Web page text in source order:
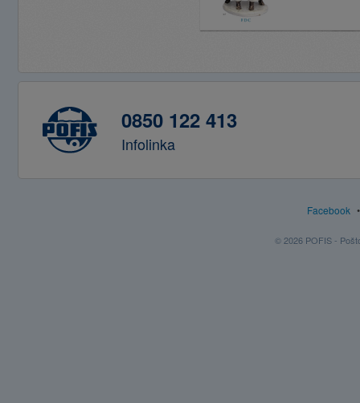
0850 122 413
Infolinka
Facebook
© 2026 POFIS -